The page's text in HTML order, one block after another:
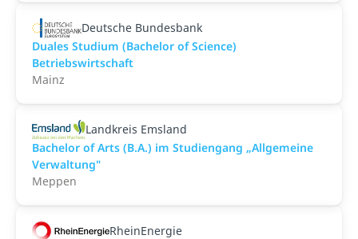
Deutsche Bundesbank
Duales Studium (Bachelor of Science)
Betriebswirtschaft
Mainz
Landkreis Emsland
Bachelor of Arts (B.A.) im Studiengang „Allgemeine
Verwaltung"
Meppen
RheinEnergie